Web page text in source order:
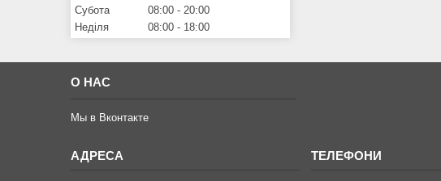
Субота
08:00
20:00
Неділя
08:00 18:00
О НАС
Мы в Вконтакте